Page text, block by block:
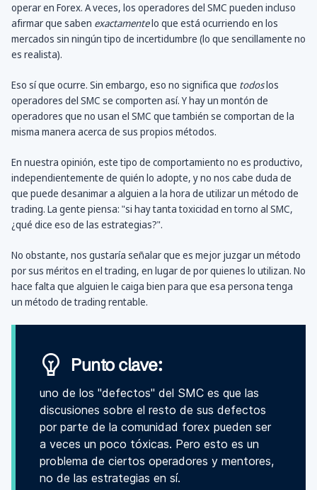
operar en Forex. A veces, los operadores del SMC pueden incluso
afirmar que saben exactamentelo que está ocurriendo en los
mercados sin ningún tipo de incertidumbre (lo que sencillamente no
es realista).
Eso sí que ocurre. Sin embargo, eso no significa que todoslos
operadores del SMC se comporten así. Y hay un montón de
operadores que no usan el SMC que también se comportan de la
misma manera acerca de sus propios métodos.
En nuestra opinión, este tipo de comportamiento no es productivo,
independientemente de quién lo adopte, y no nos cabe duda de
que puede desanimar a alguien a la hora de utilizar un método de
trading. La gente piensa: "si hay tanta toxicidad en torno al SMC,
¿qué dice eso de las estrategias?".
No obstante, nos gustaría señalar que es mejor juzgar un método
por sus méritos en el trading, en lugar de por quienes lo utilizan. No
hace falta que alguien le caiga bien para que esa persona tenga
un método de trading rentable.
Punto clave:
uno de los "defectos" del SMC es que las
discusiones sobre el resto de sus defectos
por parte de la comunidad forex pueden ser
a veces un poco tóxicas. Pero esto es un
problema de ciertos operadores y mentores,
no de las estrategias en sí.